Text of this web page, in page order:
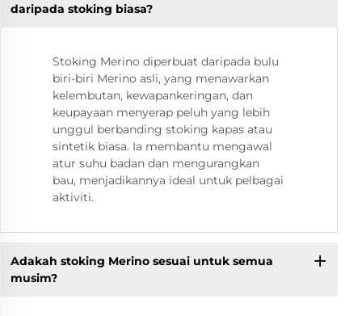
daripada stoking biasa?
Stoking Merino diperbuat daripada bulu
biri-biri Merino asli, yang menawarkan
kelembutan, kewapankeringan, dan
keupayaan menyerap peluh yang lebih
unggul berbanding stoking kapas atau
sintetik biasa. Ia membantu mengawal
atur suhu badan dan mengurangkan
bau, menjadikannya ideal untuk pelbagai
aktiviti.
Adakah stoking Merino sesuai untuk semua
musim?